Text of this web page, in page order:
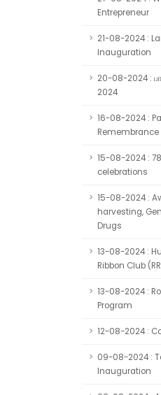
Entrepreneur
21-08-2024 :
Inauguration
20-08-2024 :
2024
16-08-2024 :
Remembrance
15-08-2024 :
celebrations
15-08-2024 :
harvesting,
Drugs
13-08-2024 :
Ribbon Club
13-08-2024 :
Program
12-08-2024 :
09-08-2024 :
Inauguration